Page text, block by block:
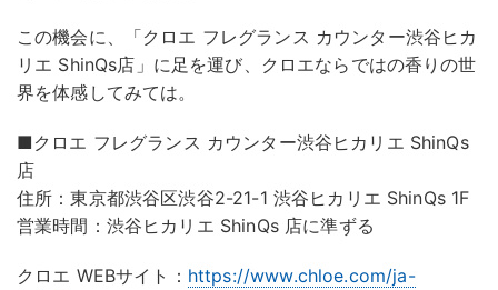
この機会に、「クロエ フレグランス カウンター渋谷ヒカ
リエ ShinQs店」に足を運び、クロエならではの香りの世
界を体感してみては。
■クロエ フレグランス カウンター渋谷ヒカリエ ShinQs
店
住所：東京都渋谷区渋谷2-21-1 渋谷ヒカリエ ShinQs 1F
営業時間：渋谷ヒカリエ ShinQs 店に準ずる
クロエ WEBサイト： https://www.chloe.com/ja-